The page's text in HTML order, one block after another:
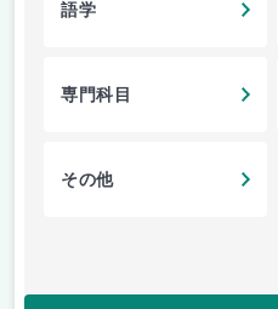
語学
専門科目
その他